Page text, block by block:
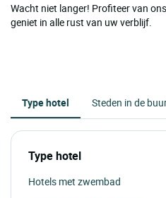
Wacht niet langer! Profiteer van
geniet in alle rust van uw verblijf.
Type hotel Steden in de
Type hotel
Hotels met zwembad